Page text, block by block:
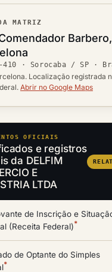
MATRIZ
410 ·
UF
Sorocaba / SP ·
Ver localização no mapa
Localização registrada
Abrir no Google Maps
OFICIAIS
e registros
da DELFIM
E
LTDA
de Inscrição e
(Receita Federal)*
de Optante do Simples
*